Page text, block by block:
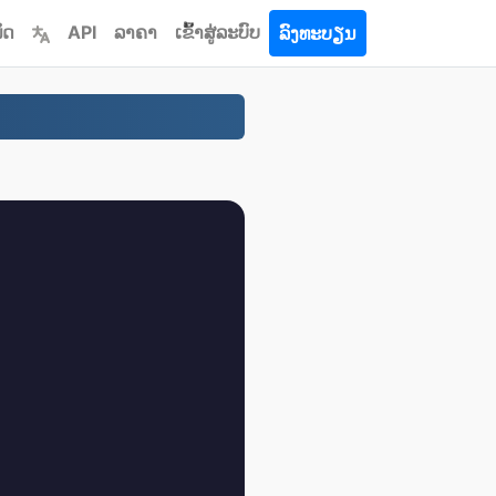
API ລາຄາ ເຂົ້າ​ສູ່​ລະ​ບົບ ລົງທະບຽນ